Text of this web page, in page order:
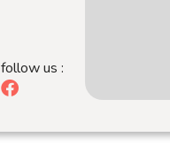
follow us :